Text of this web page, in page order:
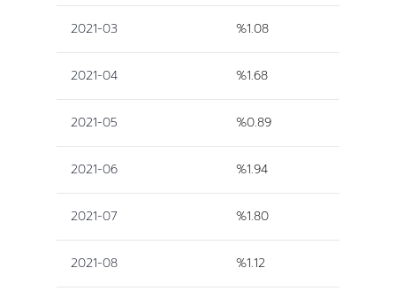
2021-03 %1.08
2021-04 %1.68
2021-05 %0.89
2021-06 %1.94
2021-07 %1.80
2021-08 %1.12